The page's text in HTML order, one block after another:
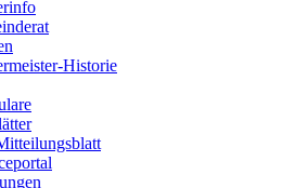
Historie